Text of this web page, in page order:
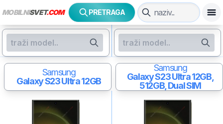
MOBILNISVET.COM PRETRAGA
Samsung
Galaxy S23 Ultra12GB
Samsung
Galaxy S23 Ultra12GB,
512GB, Dual SIM